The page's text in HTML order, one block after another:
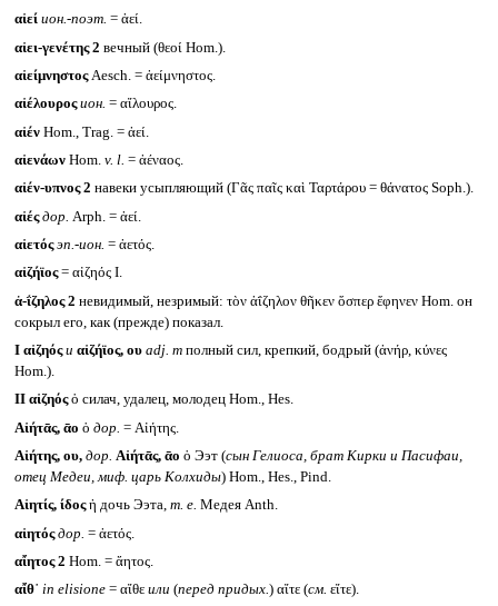
αἰεί ион.-поэт. = ἀεί.
αἰει-γενέτης 2 вечный (θεοί Hom.).
αἰείμνηστοςAesch. = ἀείμνηστος.
αἰέλουρος ион. = αἴλουρος.
αἰένHom., Trag. = ἀεί.
αἰενάωνHom. v. l. = ἀέναος.
αἰέν-υπνος 2 навеки усыпляющий (Γᾶς παῖς καὶ Ταρτάρου = θάνατος Soph.).
αἰές дор. Arph. = ἀεί.
αἰετός эп.-ион. = ἀετός.
αἰζήϊος= αἰζηός I.
ἀ-ΐζηλος 2 невидимый, незримый: τὸν ἀΐζηλον θῆκεν ὅσπερ ἔφηνεν Hom. он
сокрыл его, как (прежде) показал.
I αἰζηόςи αἰζήϊος, ου adj. mполный сил, крепкий, бодрый (ἀνήρ, κύνες
Hom.).
II αἰζηόςὁ силач, удалец, молодец Hom., Hes.
Αἰήτᾱς, ᾱο ὁ дор. = Αἰήτης.
Αἰήτης, ου, дор. Αἰήτᾱς, ᾱο ὁ Ээт (сын Гелиоса, брат Кирки и Пасифаи,
отец Медеи, миф. царь Колхиды) Hom., Hes., Pind.
Αἰητίς, ίδοςἡ дочь Ээта, т. е. Медея Anth.
αἰητός дор. = ἀετός.
αἴητος 2 Hom. = ἄητος.
αἴθ᾽ in elisione= αἴθε или (перед придых.) αἴτε (см. εἴτε).